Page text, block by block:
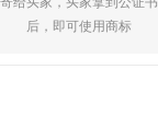
后，即可使用商标